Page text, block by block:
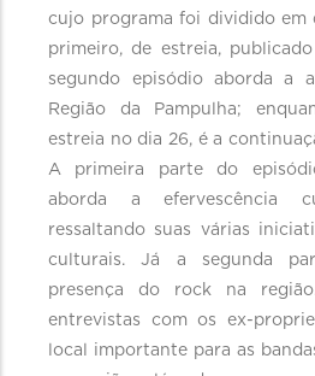
cujo programa foi dividido em
primeiro, de estreia,
segundo episódio aborda a
Região da Pampulha;
estreia no dia 26, é a
A primeira parte do
aborda a efervescência
ressaltando suas várias
culturais. Já a segunda
presença do rock na
entrevistas com os ex-
local importante para as